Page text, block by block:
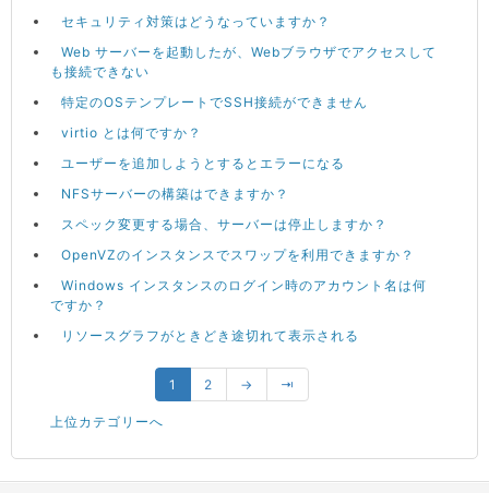
セキュリティ対策はどうなっていますか？
Web サーバーを起動したが、Webブラウザでアクセスして
も接続できない
特定のOSテンプレートでSSH接続ができません
virtio とは何ですか？
ユーザーを追加しようとするとエラーになる
NFSサーバーの構築はできますか？
スペック変更する場合、サーバーは停止しますか？
OpenVZのインスタンスでスワップを利用できますか？
Windows インスタンスのログイン時のアカウント名は何
ですか？
リソースグラフがときどき途切れて表示される
1 2 → ⇥
上位カテゴリーへ